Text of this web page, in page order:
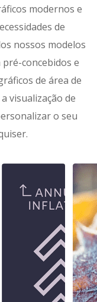
modernos e
de
nossos modelos
concebidos e
de área de
visualização de
o seu